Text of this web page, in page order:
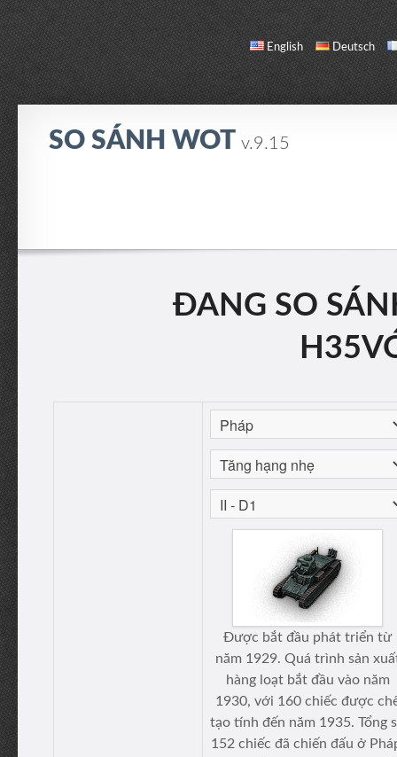
English Deutsch
SO SÁNH WOT v.9.15
ĐANG SO
Được bắt đầu phát triển từ
năm 1929. Quá trình sản
hàng loạt bắt đầu vào năm
1930, với 160 chiếc được
tạo tính đến năm 1935. Tổng
152 chiếc đã chiến đấu ở